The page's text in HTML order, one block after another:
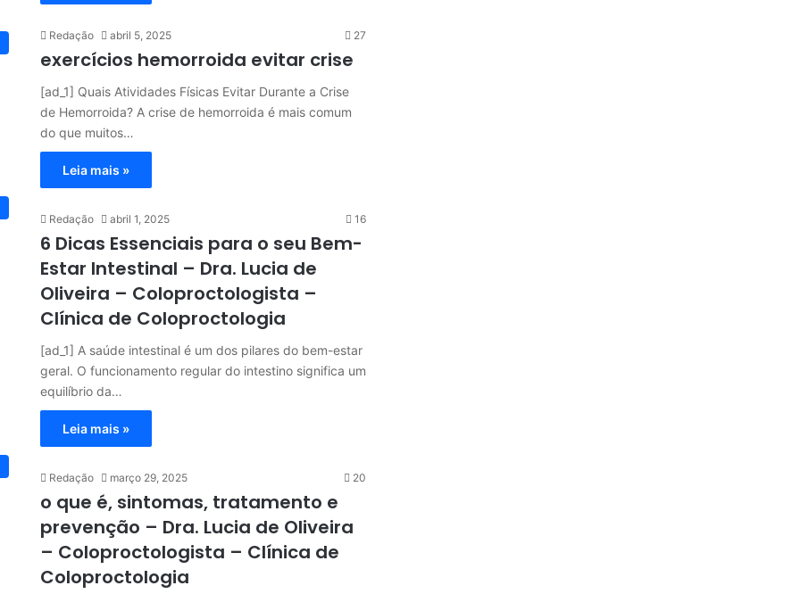
Redação abril 5, 2025 27
exercícios hemorroida evitar crise
[ad_1] Quais Atividades Físicas Evitar Durante a Crise
de Hemorroida? A crise de hemorroida é mais comum
do que muitos…
Leia mais »
Redação abril 1, 2025 16
6 Dicas Essenciais para o seu Bem-
Estar Intestinal – Dra. Lucia de
Oliveira – Coloproctologista –
Clínica de Coloproctologia
[ad_1] A saúde intestinal é um dos pilares do bem-estar
geral. O funcionamento regular do intestino significa um
equilíbrio da…
Leia mais »
Redação março 29, 2025 20
o que é, sintomas, tratamento e
prevenção – Dra. Lucia de Oliveira
– Coloproctologista – Clínica de
Coloproctologia